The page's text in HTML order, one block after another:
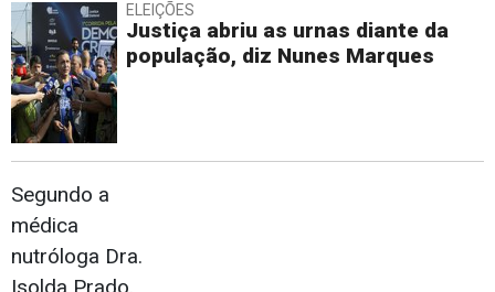
ELEIÇÕES
Justiça abriu as urnas diante da
população, diz Nunes Marques
Segundo a
médica
nutróloga Dra.